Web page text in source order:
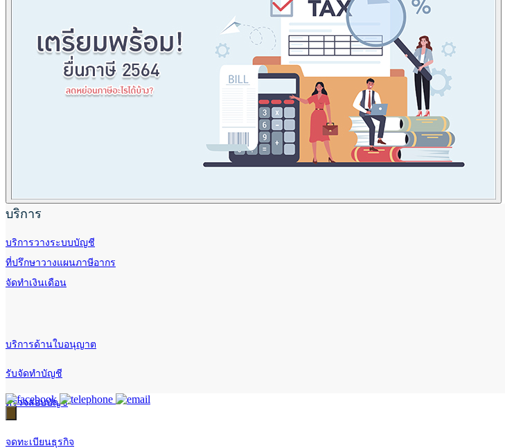
บริการ
บริการวางระบบบัญชี
ที่ปรึกษาวางแผนภาษีอากร
จัดทำเงินเดือน
บริการด้านใบอนุญาต
รับจัดทำบัญชี
ตรวจสอบบัญชี
จดทะเบียนธุรกิจ